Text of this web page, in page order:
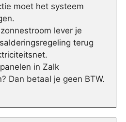
moet het systeem
lever je
terug
in Zalk
Dan betaal je geen BTW.